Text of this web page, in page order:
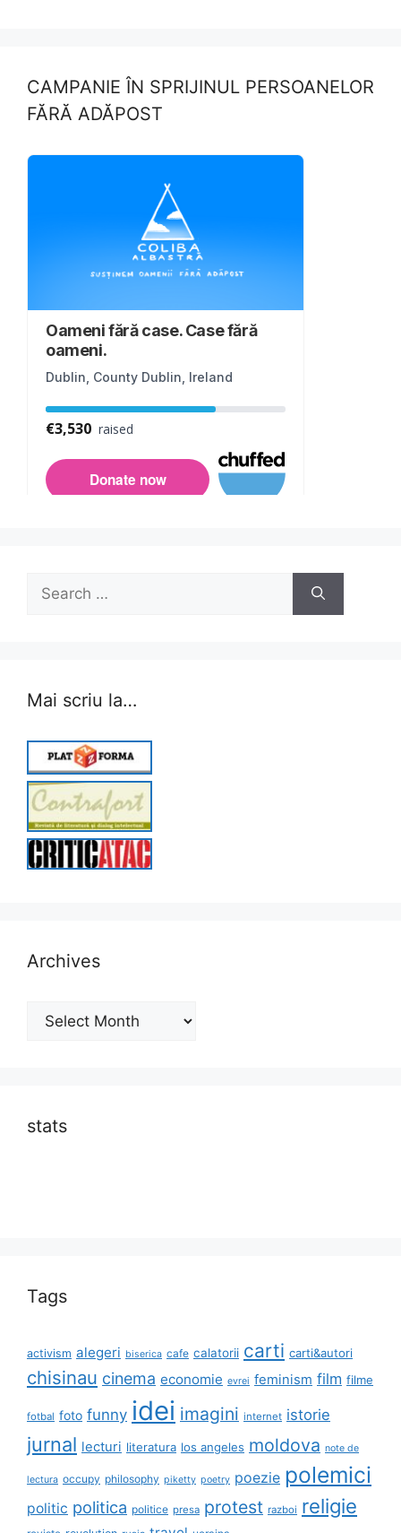
CAMPANIE ÎN SPRIJINUL PERSOANELOR
FĂRĂ ADĂPOST
Search
for:
Mai scriu la…
Archives
Archives
stats
Tags
activism alegeri biserica cafe calatorii carti carti&autori
chisinau cinema economie evrei feminism film filme
fotbal foto funny idei imagini internet istorie
jurnal lecturi literatura los angeles moldova note de
lectura occupy philosophy piketty poetry poezie polemici
politic politica politice presa protest razboi religie